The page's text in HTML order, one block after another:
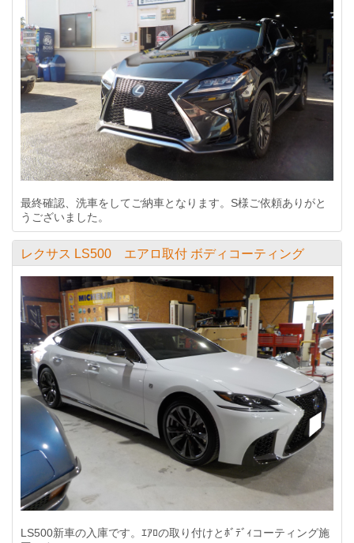
最終確認、洗車をしてご納車となります。S様ご依頼ありがと
うございました。
レクサス LS500 エアロ取付 ボディコーティング
LS500新車の入庫です。ｴｱﾛの取り付けとﾎﾞﾃﾞｨコーティング施